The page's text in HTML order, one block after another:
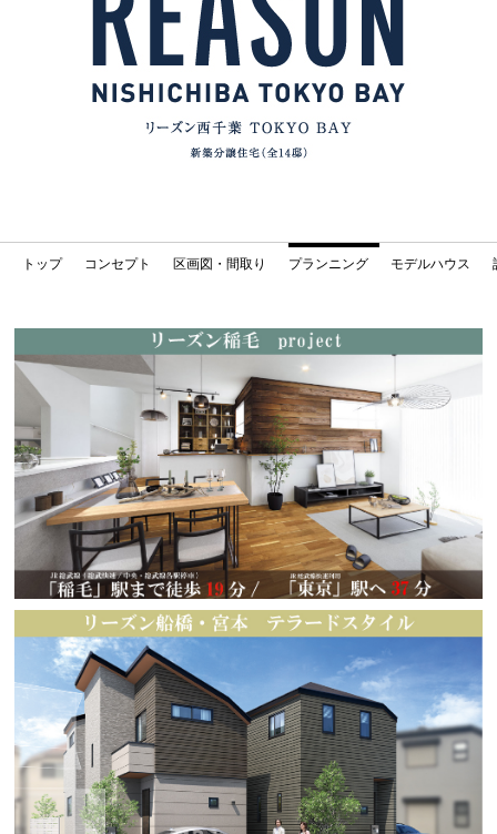
トップ コンセプト 区画図・間取り プランニング モデルハウス